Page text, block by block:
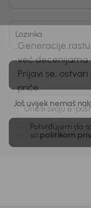
Lozinka
Još uvijek nemaš
Generacije
već decenijama
Prijavi se, ostvari
priče.
Unesi svoju e-
Potvrđujem da
sapolitikom